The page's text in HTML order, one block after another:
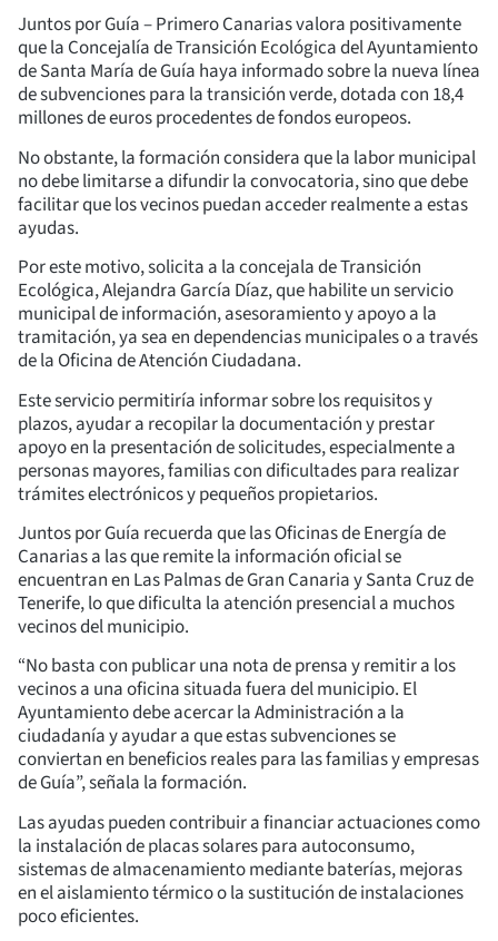
Juntos por Guía – Primero Canarias valora positivamente
que la Concejalía de Transición Ecológica del Ayuntamiento
de Santa María de Guía haya informado sobre la nueva línea
de subvenciones para la transición verde, dotada con 18,4
millones de euros procedentes de fondos europeos.
No obstante, la formación considera que la labor municipal
no debe limitarse a difundir la convocatoria, sino que debe
facilitar que los vecinos puedan acceder realmente a estas
ayudas.
Por este motivo, solicita a la concejala de Transición
Ecológica, Alejandra García Díaz, que habilite un servicio
municipal de información, asesoramiento y apoyo a la
tramitación, ya sea en dependencias municipales o a través
de la Oficina de Atención Ciudadana.
Este servicio permitiría informar sobre los requisitos y
plazos, ayudar a recopilar la documentación y prestar
apoyo en la presentación de solicitudes, especialmente a
personas mayores, familias con dificultades para realizar
trámites electrónicos y pequeños propietarios.
Juntos por Guía recuerda que las Oficinas de Energía de
Canarias a las que remite la información oficial se
encuentran en Las Palmas de Gran Canaria y Santa Cruz de
Tenerife, lo que dificulta la atención presencial a muchos
vecinos del municipio.
“No basta con publicar una nota de prensa y remitir a los
vecinos a una oficina situada fuera del municipio. El
Ayuntamiento debe acercar la Administración a la
ciudadanía y ayudar a que estas subvenciones se
conviertan en beneficios reales para las familias y empresas
de Guía”, señala la formación.
Las ayudas pueden contribuir a financiar actuaciones como
la instalación de placas solares para autoconsumo,
sistemas de almacenamiento mediante baterías, mejoras
en el aislamiento térmico o la sustitución de instalaciones
poco eficientes.